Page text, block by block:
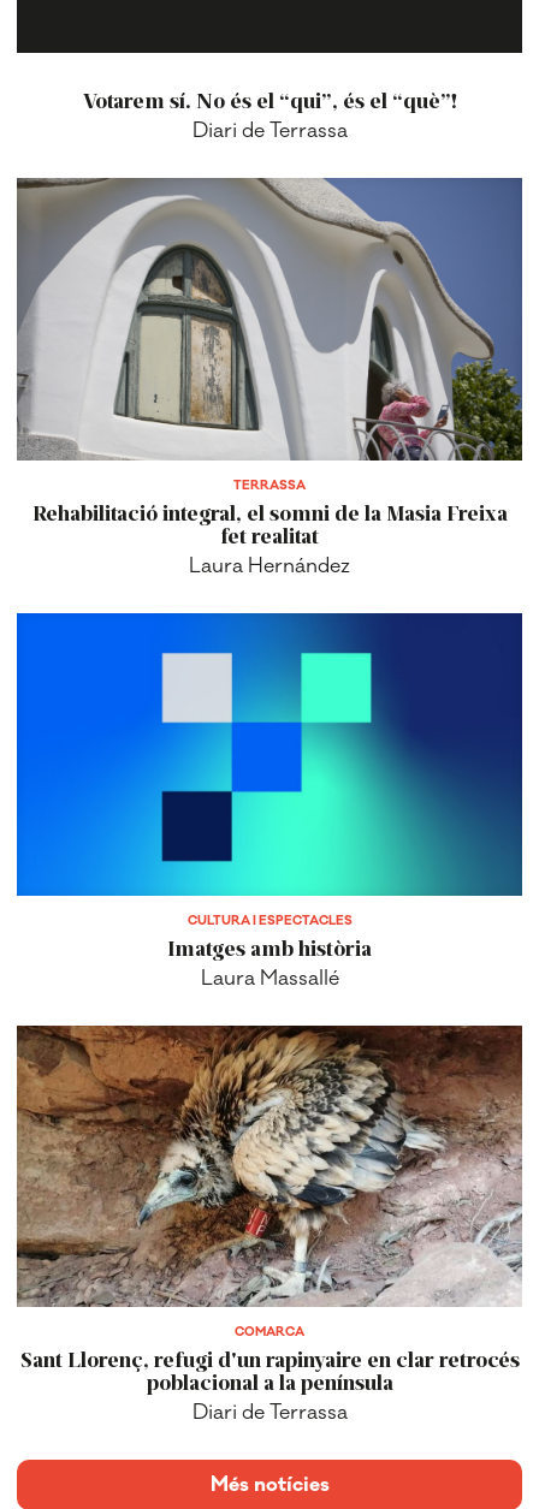
Diari de Terrassa
TERRASSA
Rehabilitació integral, el somni de la Masia Freixa
fet realitat
Laura Hernández
Laura Massallé
COMARCA
Sant Llorenç, refugi d'un rapinyaire en clar retrocés
poblacional a la península
Diari de Terrassa
Més notícies